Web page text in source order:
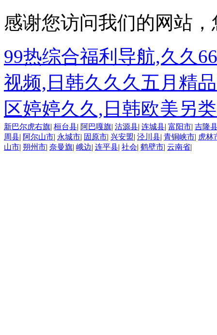
感谢您访问我们的网站
99热综合福利导航,久久
视频,日韩久久久五月精
区婷婷久久,日韩欧美另
新巴尔虎右旗| 桓台县| 阿巴嘎旗| 沽源县| 连城县| 富阳市| 吉隆
周县| 阿尔山市| 永城市| 固原市| 兴安盟| 泾川县| 青铜峡市| 虎林
山市| 朔州市| 奈曼旗| 峨边| 连平县| 社会| 鹤壁市| 云南省|